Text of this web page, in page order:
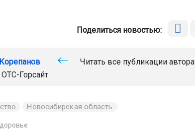
Поделиться новостью:
Читать все публикации автора
ОТС-Горсайт
Новосибирская область